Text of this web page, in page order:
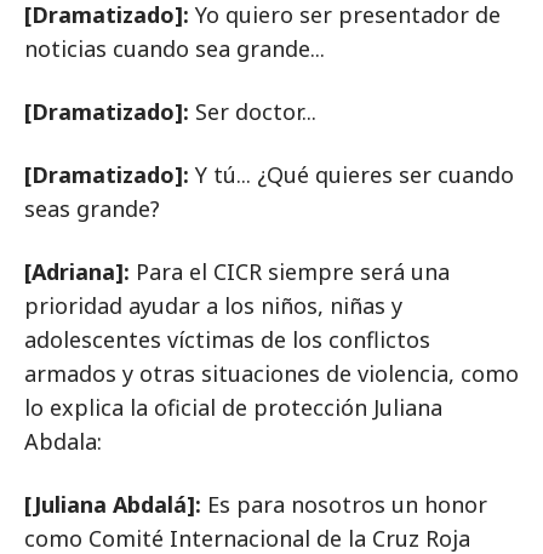
[Dramatizado]: Yo quiero ser presentador de
noticias cuando sea grande...
[Dramatizado]: Ser doctor...
[Dramatizado]: Y tú... ¿Qué quieres ser cuando
seas grande?
[Adriana]: Para el CICR siempre será una
prioridad ayudar a los niños, niñas y
adolescentes víctimas de los conflictos
armados y otras situaciones de violencia, como
lo explica la oficial de protección Juliana
Abdala:
[Juliana Abdalá]: Es para nosotros un honor
como Comité Internacional de la Cruz Roja